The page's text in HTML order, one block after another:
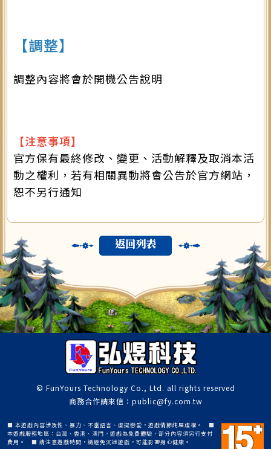
【調整】
調整內容將會於開機公告說明
【注意事項】
官方保有最終修改、變更、活動解釋及取消本活
動之權利，若有相關異動將會公告於官方網站，
恕不另行通知
返回列表
© FunYours Technology Co., Ltd. all rights reserved
商務合作請來信：public@fy.com.tw
■ 本遊戲內容涉及性、暴力、不當語言、虛擬戀愛，遊戲情節純屬虛構。 ■
本遊戲服務地區：台灣、香港、澳門，遊戲為免費體驗，部分內容須另行支付
費用。 ■ 請注意遊戲時間，請避免沉迷遊戲，可能影響身心健康。